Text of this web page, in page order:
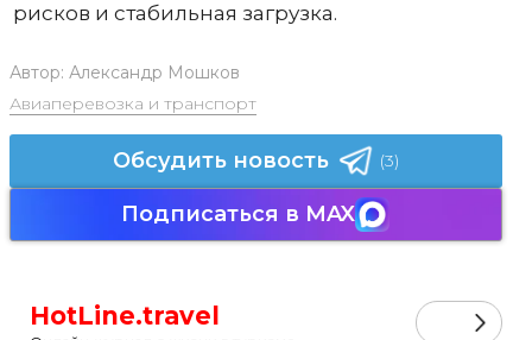
рисков и стабильная загрузка.
Автор: Александр Мошков
Авиаперевозка и транспорт
Обсудить новость (3)
Подписаться в MAX
HotLine.travel